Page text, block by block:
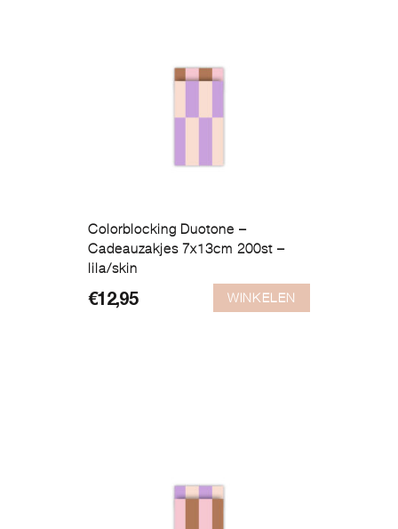
Colorblocking Duotone –
Cadeauzakjes 7x13cm 200st –
lila/skin
€12,95 WINKELEN